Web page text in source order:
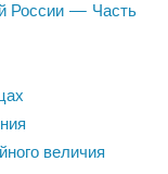
России — Часть
величия